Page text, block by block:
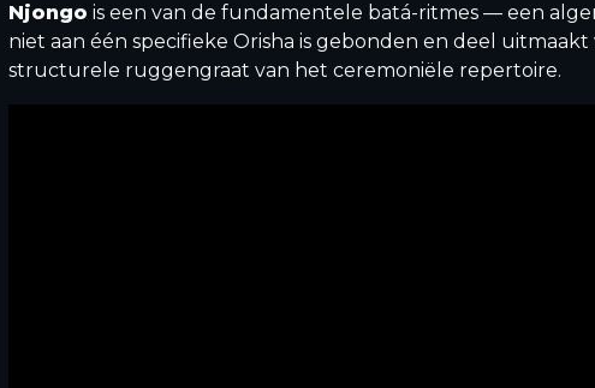
Njongo is een van de fundamentele batá-ritmes — een
niet aan één specifieke Orisha is gebonden en deel uitmaakt
structurele ruggengraat van het ceremoniële repertoire.